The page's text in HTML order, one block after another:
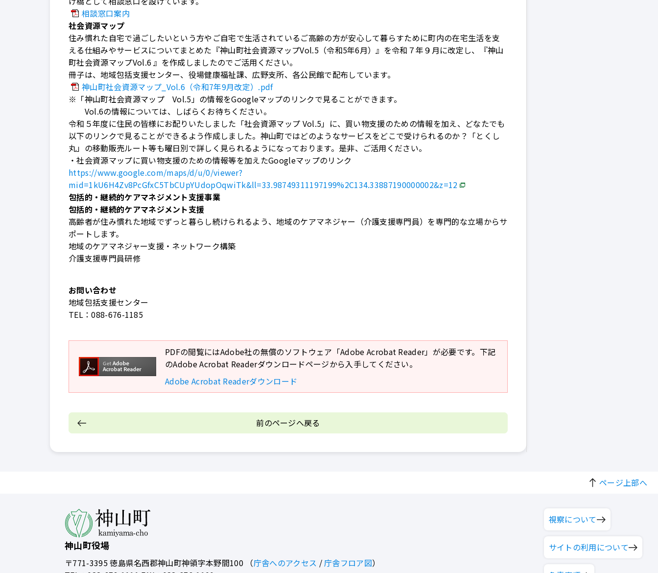
相談窓口案内
社会資源マップ
住み慣れた自宅で過ごしたいという方やご自宅で生活されているご高齢の方が安心して暮らすために町内の在宅生活を支
える仕組みやサービスについてまとめた『神山町社会資源マップVol.5（令和5年6月）』を令和７年９月に改定し、『神山
町社会資源マップVol.6 』を作成しましたのでご活用ください。
冊子は、地域包括支援センター、役場健康福祉課、広野支所、各公民館で配布しています。
神山町社会資源マップ_Vol.6（令和7年9月改定）.pdf
※「神山町社会資源マップ Vol.5」の情報をGoogleマップのリンクで見ることができます。
Vol.6の情報については、しばらくお待ちください。
令和５年度に住民の皆様にお配りいたしました「社会資源マップ Vol.5」に、買い物支援のための情報を加え、どなたでも
以下のリンクで見ることができるよう作成しました。神山町ではどのようなサービスをどこで受けられるのか？「とくし
丸」の移動販売ルート等も曜日別で詳しく見られるようになっております。是非、ご活用ください。
・社会資源マップに買い物支援のための情報等を加えたGoogleマップのリンク
https://www.google.com/maps/d/u/0/viewer?
mid=1kU6H4Zv8PcGfxC5TbCUpYUdopOqwiTk&ll=33.98749311197199%2C134.33887190000002&z=12
包括的・継続的ケアマネジメント支援事業
包括的・継続的ケアマネジメント支援
高齢者が住み慣れた地域でずっと暮らし続けられるよう、地域のケアマネジャー（介護支援専門員）を専門的な立場からサ
ポートします。
地域のケアマネジャー支援・ネットワーク構築
介護支援専門員研修
お問い合わせ
地域包括支援センター
TEL：088-676-1185
PDFの閲覧にはAdobe社の無償のソフトウェア「Adobe Acrobat Reader」が必要です。下記
のAdobe Acrobat Readerダウンロードページから入手してください。
Adobe Acrobat Readerダウンロード
前のページへ戻る
ページ上部へ
神山町役場
〒771-3395徳島県名西郡神山町神領字本野間100 （庁舎へのアクセス /庁舎フロア図）
視察について
サイトの利用について